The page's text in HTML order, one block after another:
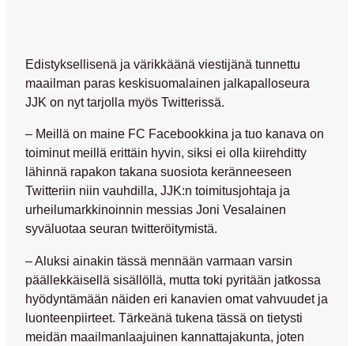
Edistyksellisenä ja värikkäänä viestijänä tunnettu
maailman paras keskisuomalainen jalkapalloseura
JJK on nyt tarjolla myös Twitterissä.
– Meillä on maine FC Facebookkina ja tuo kanava on
toiminut meillä erittäin hyvin, siksi ei olla kiirehditty
lähinnä rapakon takana suosiota keränneeseen
Twitteriin niin vauhdilla, JJK:n toimitusjohtaja ja
urheilumarkkinoinnin messias Joni Vesalainen
syväluotaa seuran twitteröitymistä.
– Aluksi ainakin tässä mennään varmaan varsin
päällekkäisellä sisällöllä, mutta toki pyritään jatkossa
hyödyntämään näiden eri kanavien omat vahvuudet ja
luonteenpiirteet. Tärkeänä tukena tässä on tietysti
meidän maailmanlaajuinen kannattajakunta, joten